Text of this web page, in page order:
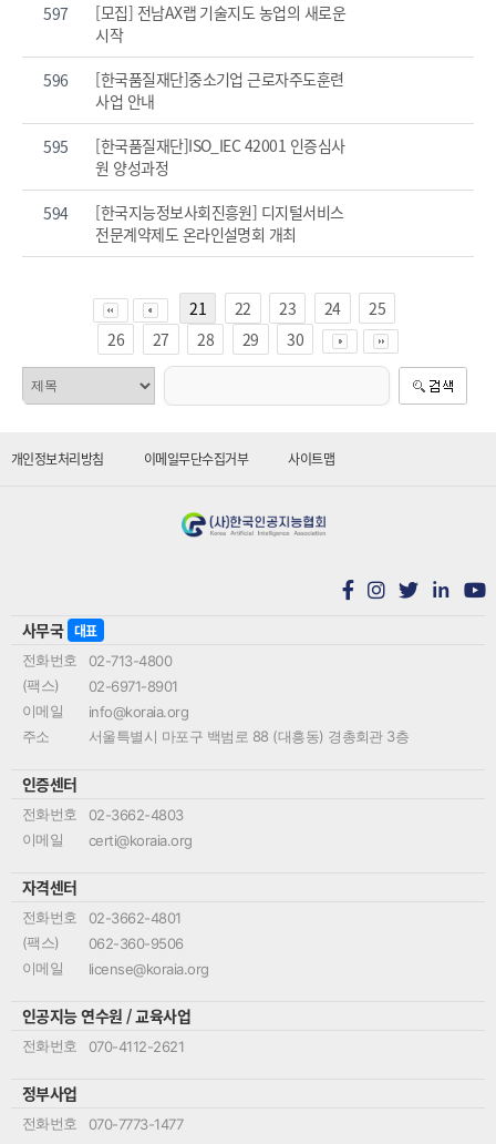
597
[모집] 전남AX랩 기술지도 농업의 새로운
시작
596
[한국품질재단]중소기업 근로자주도훈련
사업 안내
595
[한국품질재단]ISO_IEC 42001 인증심사
원 양성과정
594
[한국지능정보사회진흥원] 디지털서비스
전문계약제도 온라인설명회 개최
21 22 23 24
25
26
27 28 29 30
개인정보처리방침 이메일무단수집거부 사이트맵
in
사무국 대표
전화번호
02-713-4800
(팩스)
02-6971-8901
이메일
info@koraia.org
주소
서울특별시 마포구 백범로 88 (대흥동) 경총회관 3층
인증센터
전화번호
02-3662-4803
이메일
certi@koraia.org
자격센터
전화번호
02-3662-4801
(팩스)
062-360-9506
이메일
license@koraia.org
인공지능 연수원 / 교육사업
전화번호 070-4112-2621
정부사업
전화번호 070-7773-1477